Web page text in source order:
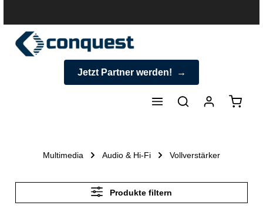
Jetzt Partner werden!
Multimedia Audio & Hi-Fi Vollverstärker
Produkte filtern